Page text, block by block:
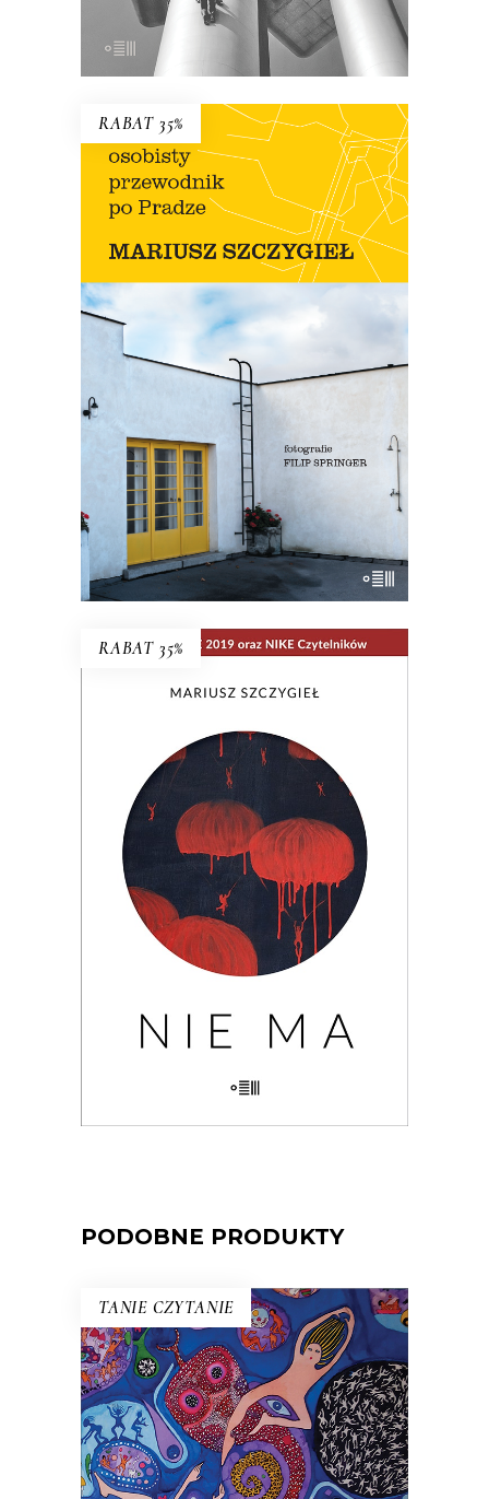
E-BOOK DO KOSZYKA
RABAT 35%
E-BOOK DO KOSZYKA
OSOBISTY PRZEWODNIK PO
PRADZE
Nowe wydanie przewodnika Szczygła!
Premiera 12 lipca
69.90zł 45.44zł
KSIĄŻKA DO KOSZYKA
RABAT 35%
E-BOOK DO KOSZYKA
NIE MA
Wielogłosowa rozprawa reporterska o
kondycji człowieka i największym
problemie cywilizacji: utracie, braku,
nieobecności. Nad książką unosi się rada
Hanny Krall: „Wszystko musi mieć swoją
formę, swój rytm, panie Mariuszu.
Zwłaszcza nieobecność”.
46.00 zł 29.90zł
KSIĄŻKA DO KOSZYKA
PODOBNE PRODUKTY
TANIE CZYTANIE
BIAŁE ZWIERZĘTA SĄ BARDZO
CZĘSTO GŁUCHE
W Czechach pisano, że to zbiór